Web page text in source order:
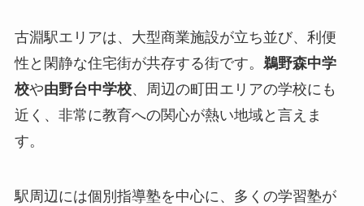
古淵駅エリアは、大型商業施設が立ち並び、利便
性と閑静な住宅街が共存する街です。 鵜野森中学
校や由野台中学校、周辺の町田エリアの学校にも
近く、非常に教育への関心が熱い地域と言えま
す。
駅周辺には個別指導塾を中心に、多くの学習塾が